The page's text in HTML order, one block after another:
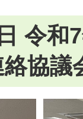
令和
協議